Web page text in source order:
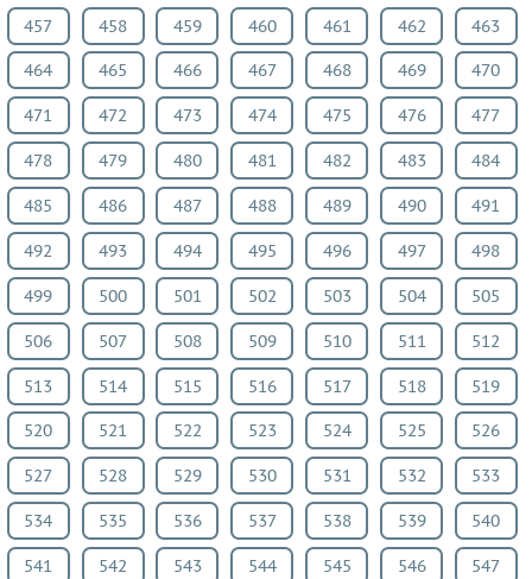
457 458 459 460 461 462 463
464 465 466 467 468 469 470
471 472 473 474 475 476 477
478 479 480 481 482 483 484
485 486 487 488 489 490 491
492 493 494 495 496 497 498
499 500 501 502 503 504 505
506 507 508 509 510 511 512
513 514 515 516 517 518 519
520 521 522 523 524 525 526
527 528 529 530 531 532 533
534 535 536 537 538 539 540
541 542 543 544 545 546 547